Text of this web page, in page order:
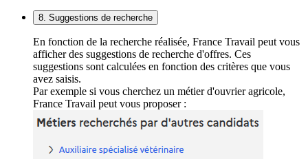
8. Suggestions de recherche
En fonction de la recherche réalisée, France Travail peut vous
afficher des suggestions de recherche d'offres. Ces
suggestions sont calculées en fonction des critères que vous
avez saisis.
Par exemple si vous cherchez un métier d'ouvrier agricole,
France Travail peut vous proposer :